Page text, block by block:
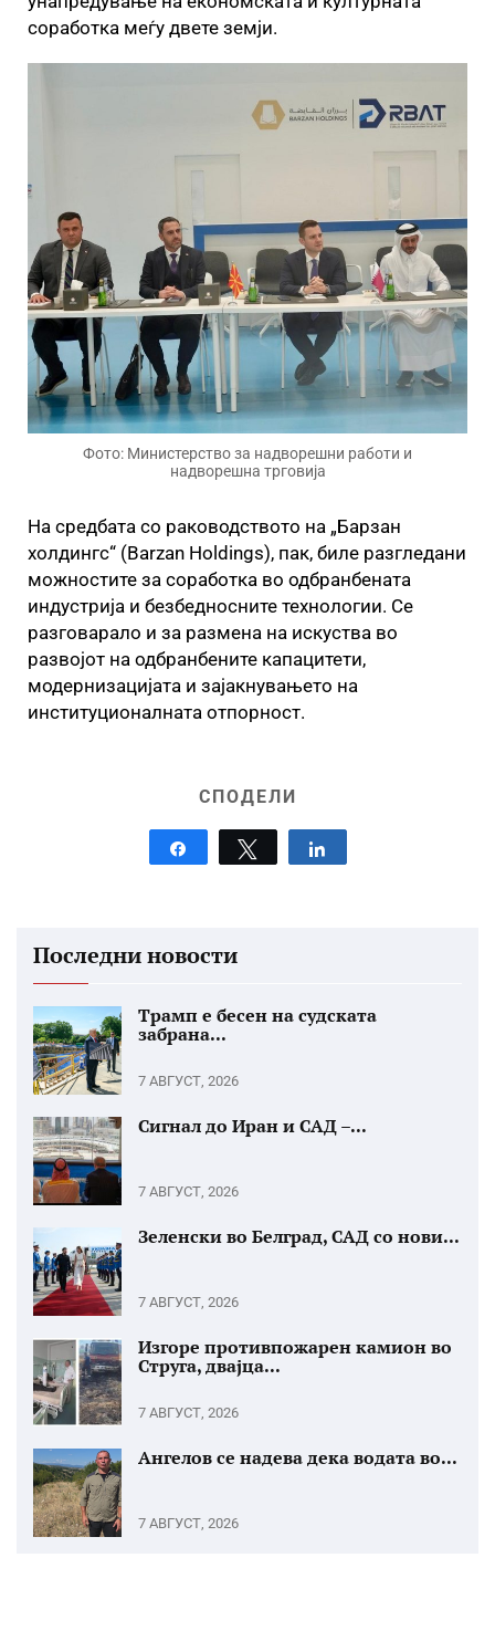
соработка меѓу двете земји.
Фото: Министерство за надворешни работи и
надворешна трговија
На средбата со раководството на „Барзан
холдингс“ (Barzan Holdings), пак, биле разгледани
можностите за соработка во одбранбената
индустрија и безбедносните технологии. Се
разговарало и за размена на искуства во
развојот на одбранбените капацитети,
модернизацијата и зајакнувањето на
институционалната отпорност.
СПОДЕЛИ
Tweet
Последни новости
Трамп е бесен на судската
забрана...
7 АВГУСТ, 2026
Сигнал до Иран и САД –...
7 АВГУСТ, 2026
Зеленски во Белград, САД со нови...
7 АВГУСТ, 2026
Изгоре противпожарен камион во
Струга, двајца...
7 АВГУСТ, 2026
Ангелов се надева дека водата во...
7 АВГУСТ, 2026